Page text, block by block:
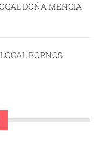
DOÑA MENCIA
BORNOS